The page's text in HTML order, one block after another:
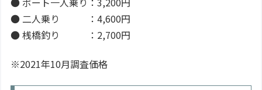
● 二人乗り ：4,600円
● 桟橋釣り ：2,700円
※2021年10月調査価格